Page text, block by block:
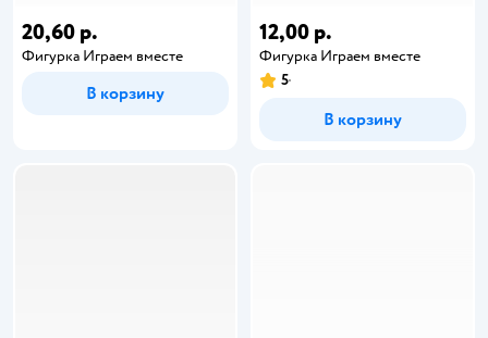
20,60 р.
Фигурка Играем вместе
В корзину
12,00 р.
Фигурка Играем вместе
5
В корзину